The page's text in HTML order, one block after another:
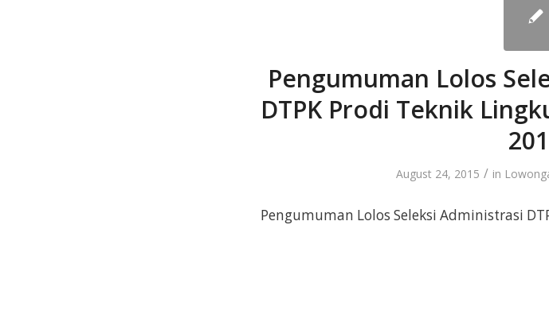
Pengumuman Lolos
DTPK Prodi Teknik
August 24, 2015 / in
Pengumuman Lolos Seleksi Administrasi